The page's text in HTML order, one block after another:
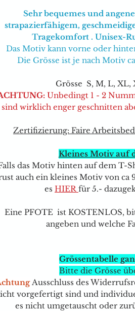
Sehr bequemes und
strapazierfähigem,
Tragekomfort . Unisex-
Das Motiv kann vorne oder
Die Grösse ist je nach Motiv
Grösse S, M, L, XL,
Unbedingt 1 - 2
sind wirklich enger geschnitten
Zertifizierung: Faire
Kleines Motiv auf
das Motiv hinten auf dem T-
auch ein kleines Motiv von ca
es HIERfür 5.-
Eine PFOTE ist KOSTENLOS,
angeben und welche
Grössentabelle
Bitte die Grösse
Ausschluss des
vorgefertigt sind und
es nicht umgetauscht oder